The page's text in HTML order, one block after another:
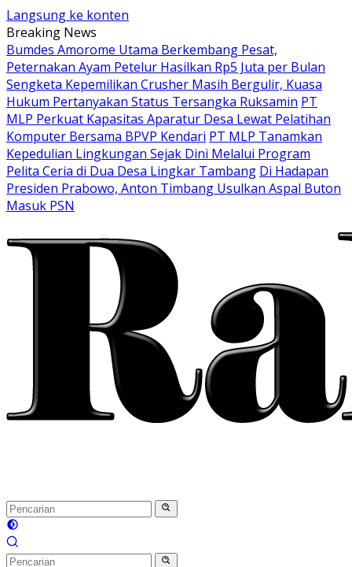
Langsung ke konten
Breaking News
Bumdes Amorome Utama Berkembang Pesat,
Peternakan Ayam Petelur Hasilkan Rp5 Juta per Bulan
Sengketa Kepemilikan Crusher Masih Bergulir, Kuasa
Hukum Pertanyakan Status Tersangka Ruksamin PT
MLP Perkuat Kapasitas Aparatur Desa Lewat Pelatihan
Komputer Bersama BPVP Kendari PT MLP Tanamkan
Kepedulian Lingkungan Sejak Dini Melalui Program
Pelita Ceria di Dua Desa Lingkar Tambang Di Hadapan
Presiden Prabowo, Anton Timbang Usulkan Aspal Buton
Masuk PSN